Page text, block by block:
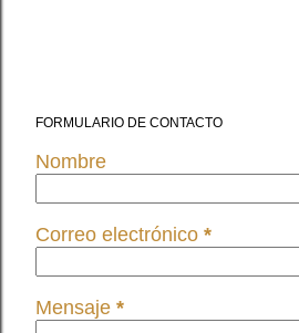
FORMULARIO DE CONTACTO
Nombre
Correo electrónico *
Mensaje *